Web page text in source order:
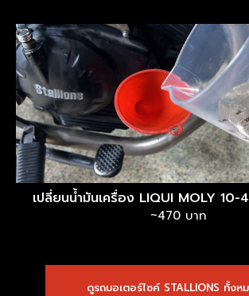
เปลี่ยนน้ำมันเครื่อง LIQUI MOLY 10-
~470 บาท
ดูรถมอเตอร์ไซค์ STALLIONS ทั้งห